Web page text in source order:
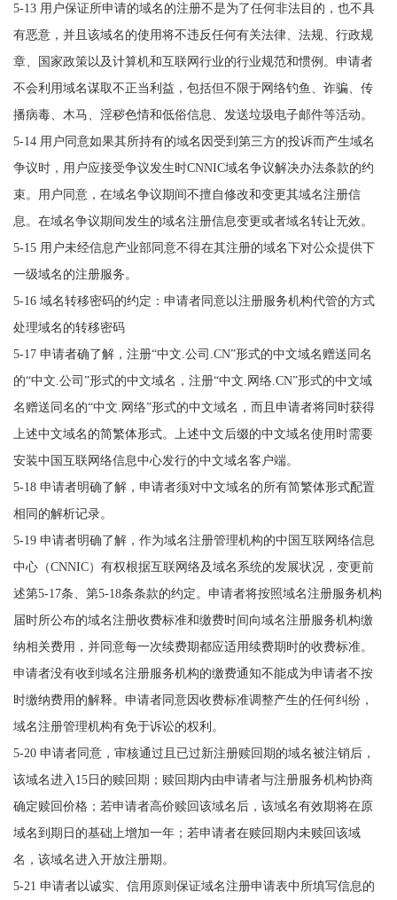
5-13 用户保证所申请的域名的注册不是为了任何非法目的，也不具
有恶意，并且该域名的使用将不违反任何有关法律、法规、行政规
章、国家政策以及计算机和互联网行业的行业规范和惯例。申请者
不会利用域名谋取不正当利益，包括但不限于网络钓鱼、诈骗、传
播病毒、木马、淫秽色情和低俗信息、发送垃圾电子邮件等活动。
5-14 用户同意如果其所持有的域名因受到第三方的投诉而产生域名
争议时，用户应接受争议发生时CNNIC域名争议解决办法条款的约
束。用户同意，在域名争议期间不擅自修改和变更其域名注册信
息。在域名争议期间发生的域名注册信息变更或者域名转让无效。
5-15 用户未经信息产业部同意不得在其注册的域名下对公众提供下
一级域名的注册服务。
5-16 域名转移密码的约定：申请者同意以注册服务机构代管的方式
处理域名的转移密码
5-17 申请者确了解，注册“中文.公司.CN”形式的中文域名赠送同名
的“中文.公司”形式的中文域名，注册“中文.网络.CN”形式的中文域
名赠送同名的“中文.网络”形式的中文域名，而且申请者将同时获得
上述中文域名的简繁体形式。上述中文后缀的中文域名使用时需要
安装中国互联网络信息中心发行的中文域名客户端。
5-18 申请者明确了解，申请者须对中文域名的所有简繁体形式配置
相同的解析记录。
5-19 申请者明确了解，作为域名注册管理机构的中国互联网络信息
中心（CNNIC）有权根据互联网络及域名系统的发展状况，变更前
述第5-17条、第5-18条条款的约定。申请者将按照域名注册服务机构
届时所公布的域名注册收费标准和缴费时间向域名注册服务机构缴
纳相关费用，并同意每一次续费期都应适用续费期时的收费标准。
申请者没有收到域名注册服务机构的缴费通知不能成为申请者不按
时缴纳费用的解释。申请者同意因收费标准调整产生的任何纠纷，
域名注册管理机构有免于诉讼的权利。
5-20 申请者同意，审核通过且已过新注册赎回期的域名被注销后，
该域名进入15日的赎回期；赎回期内由申请者与注册服务机构协商
确定赎回价格；若申请者高价赎回该域名后，该域名有效期将在原
域名到期日的基础上增加一年；若申请者在赎回期内未赎回该域
名，该域名进入开放注册期。
5-21 申请者以诚实、信用原则保证域名注册申请表中所填写信息的